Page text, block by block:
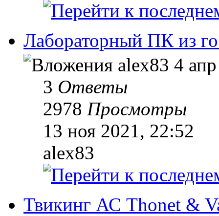
Лабораторный ПК из
alex83 4
3 Ответы
2978 Просмотры
13 ноя 2021, 22:52
alex83
Твикинг АС Thonet &